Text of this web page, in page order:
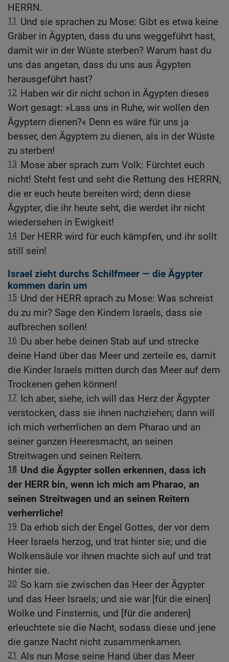
HERRN.
11
Und sie sprachen zu Mose: Gibt es etwa keine
Gräber in Ägypten, dass du uns weggeführt hast,
damit wir in der Wüste sterben? Warum hast du
uns das angetan, dass du uns aus Ägypten
herausgeführt hast?
12 Haben wir dir nicht schon in Ägypten dieses
Wort gesagt: »Lass uns in Ruhe, wir wollen den
Ägyptern dienen?« Denn es wäre für uns ja
besser, den Ägyptern zu dienen, als in der Wüste
zu sterben!
13 Mose aber sprach zum Volk: Fürchtet euch
nicht! Steht fest und seht die Rettung des HERRN,
die er euch heute bereiten wird; denn diese
Ägypter, die ihr heute seht, die werdet ihr nicht
wiedersehen in Ewigkeit!
14 Der HERR wird für euch kämpfen, und ihr sollt
still sein!
Israel zieht durchs Schilfmeer — die Ägypter
kommen darin um
15 Und der HERR sprach zu Mose: Was schreist
du zu mir? Sage den Kindern Israels, dass sie
aufbrechen sollen!
16 Du aber hebe deinen Stab auf und strecke
deine Hand über das Meer und zerteile es, damit
die Kinder Israels mitten durch das Meer auf dem
Trockenen gehen können!
17 Ich aber, siehe, ich will das Herz der Ägypter
verstocken, dass sie ihnen nachziehen; dann will
ich mich verherrlichen an dem Pharao und an
seiner ganzen Heeresmacht, an seinen
Streitwagen und seinen Reitern.
18 Und die Ägypter sollen erkennen, dass ich
der HERR bin, wenn ich mich am Pharao, an
seinen Streitwagen und an seinen Reitern
verherrliche!
19 Da erhob sich der Engel Gottes, der vor dem
Heer Israels herzog, und trat hinter sie; und die
Wolkensäule vor ihnen machte sich auf und trat
hinter sie.
20 So kam sie zwischen das Heer der Ägypter
und das Heer Israels; und sie war [für die einen]
Wolke und Finsternis, und [für die anderen]
erleuchtete sie die Nacht, sodass diese und jene
die ganze Nacht nicht zusammenkamen.
21 Als nun Mose seine Hand über das Meer